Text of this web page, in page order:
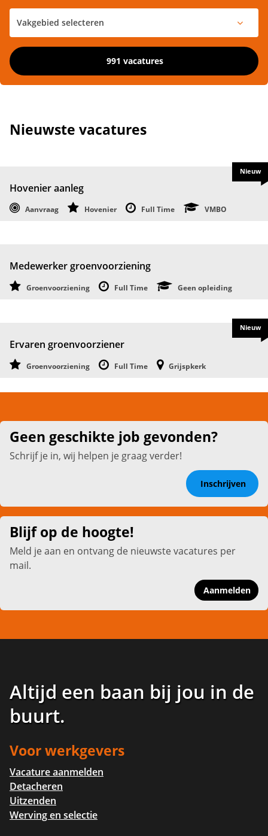
991 vacatures
Nieuwste vacatures
Hovenier aanleg
Aanvraag Hovenier Full Time VMBO
Nieuw
Medewerker groenvoorziening
Groenvoorziening Full Time Geen opleiding
Ervaren groenvoorziener
Groenvoorziening Full Time Grijspkerk
Nieuw
Geen geschikte job gevonden?
Schrijf je in, wij helpen je graag verder!
Inschrijven
Blijf op de hoogte!
Meld je aan en ontvang de nieuwste vacatures per
mail.
Aanmelden
Altijd een baan bij jou in de
buurt.
Voor werkgevers
Vacature aanmelden
Detacheren
Uitzenden
Werving en selectie